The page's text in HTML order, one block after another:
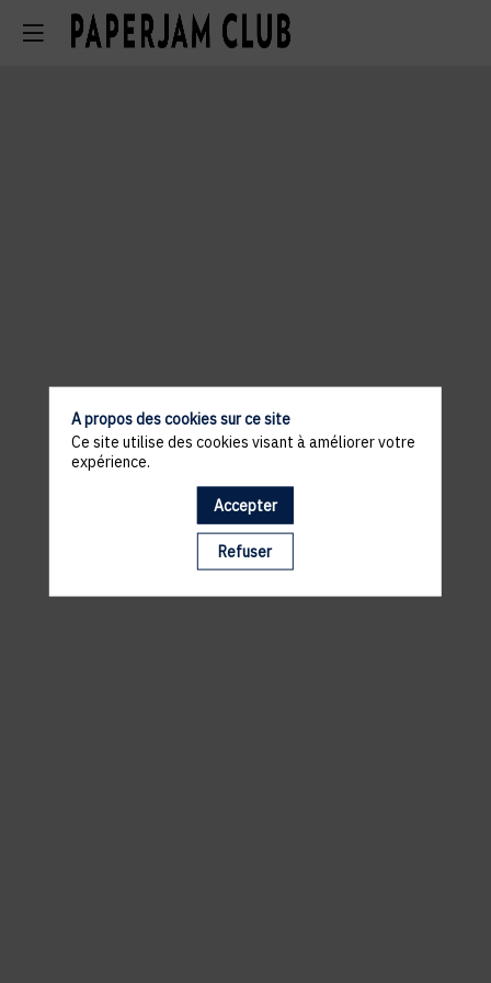
Il manque du contenu : rafraichissez votre navigateur
A propos des cookies sur ce site
Ce site utilise des cookies visant à améliorer votre
expérience.
Accepter
Refuser